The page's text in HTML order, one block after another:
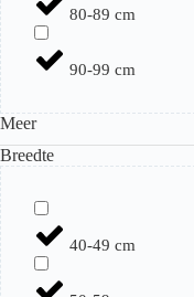
80-89 cm
90-99 cm
Meer
Breedte
40-49 cm